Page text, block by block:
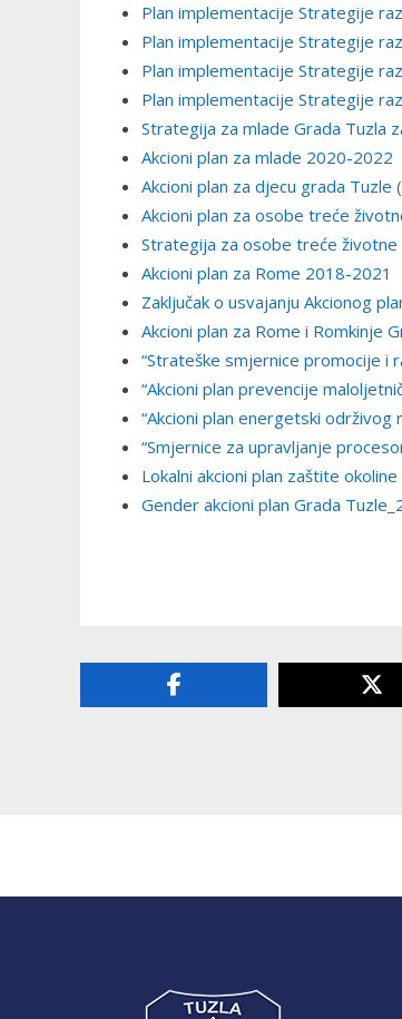
Plan implementacije Strategije
Plan implementacije Strategije
Plan implementacije Strategije
Plan implementacije Strategije
Strategija za mlade Grada Tuzla
Akcioni plan za mlade 2020-2022
Akcioni plan za djecu grada Tuzle
Akcioni plan za osobe treće
Strategija za osobe treće
Akcioni plan za Rome 2018-2021
Zaključak o usvajanju Akcionog
Akcioni plan za Rome i Romkinje
“Strateške smjernice promocije i
“Akcioni plan prevencije
“Akcioni plan energetski održivog
“Smjernice za upravljanje
Lokalni akcioni plan zaštite
Gender akcioni plan Grada